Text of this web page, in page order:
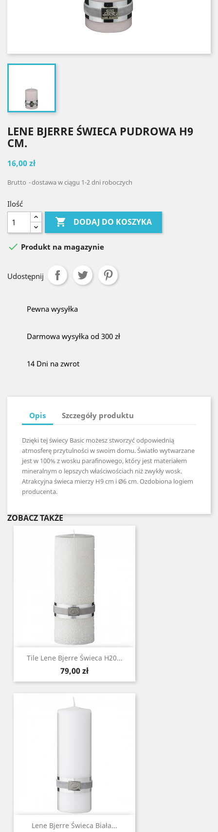
LENE BJERRE ŚWIECA PUDROWA H9
CM.
16,00 zł
Brutto dostawa w ciągu 1-2 dni roboczych
Ilość
 DODAJ DO KOSZYKA
 Produkt na magazynie
Udostępnij
Pewna wysyłka
Darmowa wysyłka od 300 zł
14 Dni na zwrot
Opis Szczegóły produktu
Dzięki tej świecy Basic możesz stworzyć odpowiednią
atmosferę przytulności w swoim domu. Światło wytwarzane
jest w 100% z wosku parafinowego, który jest materiałem
mineralnym o lepszych właściwościach niż zwykły wosk.
Atrakcyjna świeca mierzy H9 cm i Ø6 cm. Ozdobiona logiem
producenta.
ZOBACZ TAKŻE
Tile Lene Bjerre Świeca H20...
Cena
79,00 zł
Lene Bjerre Świeca Biała...